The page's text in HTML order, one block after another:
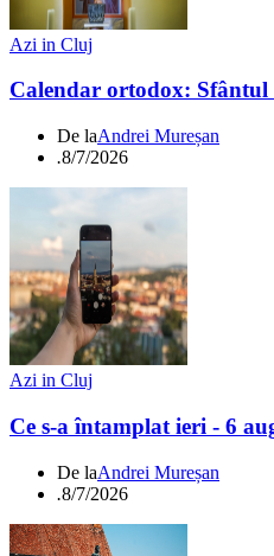
Azi in Cluj
Calendar ortodox: Sfântul
De laAndrei Mureșan
.8/7/2026
Azi in Cluj
Ce s-a întamplat ieri - 6
De laAndrei Mureșan
.8/7/2026